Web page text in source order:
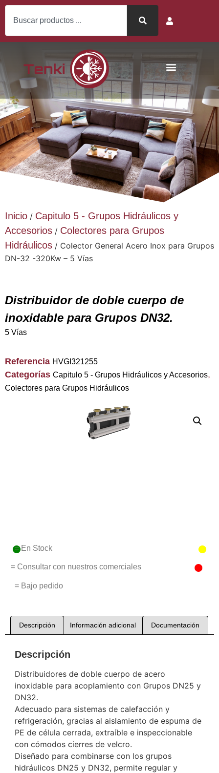
Inicio / Capitulo 5 - Grupos Hidráulicos y
Accesorios / Colectores para Grupos
Hidráulicos / Colector General Acero Inox para Grupos
DN-32 -320Kw – 5 Vías
Distribuidor de doble cuerpo de
inoxidable para Grupos DN32.
5 Vías
Referencia HVGI321255
Categorías Capitulo 5 - Grupos Hidráulicos y Accesorios,
Colectores para Grupos Hidráulicos
= En Stock
= Consultar con nuestros comerciales
= Bajo pedido
Descripción Información adicional Documentación
Descripción
Distribuidores de doble cuerpo de acero
inoxidable para acoplamiento con Grupos DN25 y
DN32.
Adecuado para sistemas de calefacción y
refrigeración, gracias al aislamiento de espuma de
PE de célula cerrada, extraíble e inspeccionable
con cómodos cierres de velcro.
Diseñado para combinarse con los grupos
hidráulicos DN25 y DN32, permite regular y